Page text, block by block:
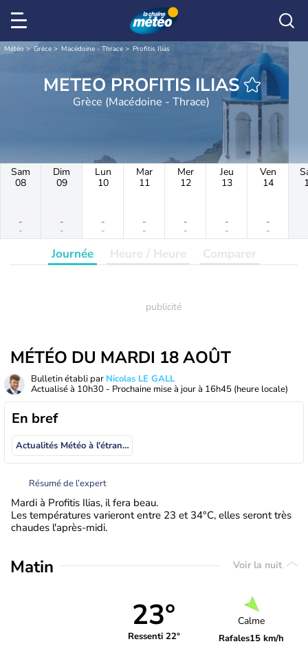
Météo Grèce Macédoine - Thrace Profitis Ilias
METEO PROFITIS ILIAS
Grèce (Macédoine - Thrace)
Sam
08
-
-
Dim
09
-
-
Lun
10
-
-
Mar
11
-
-
Mer
12
-
-
Jeu
13
-
-
Ven
14
-
-
Journée Heure / Heure Comparer
MÉTÉO DU MARDI 18 AOÛT
Bulletin établi par Nicolas LE GALL
Actualisé à 10h30 - Prochaine mise à jour à 16h45 (heure locale)
En bref
Actualités Météo à l'étranger
Résumé de l’expert
Mardi à Profitis Ilias, il fera beau.
Les températures varieront entre 23 et 34°C, elles seront très
chaudes l'après-midi.
Matin Voir la nuit
23°
Ressenti 22°
Calme
Rafales15 km/h